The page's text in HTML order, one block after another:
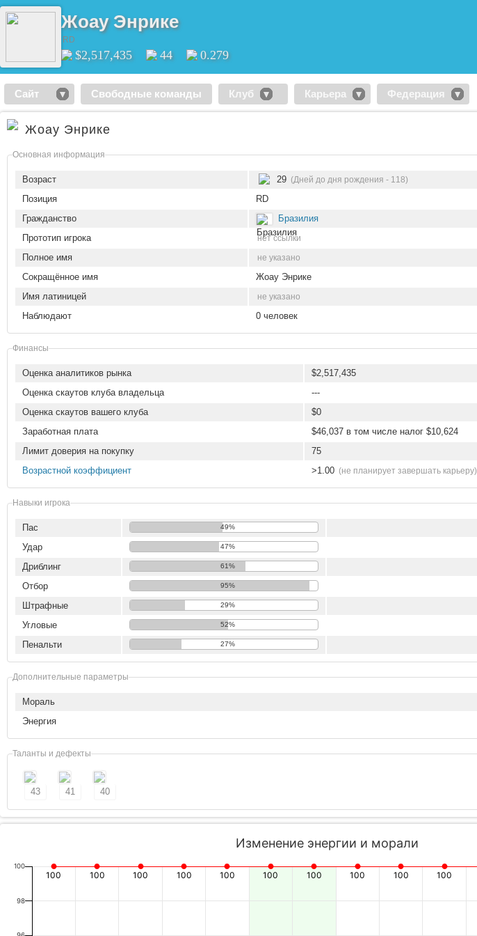
Жоау Энрике
RD
$2,517,435 44 0.279
Сайт Свободные команды Клуб Карьера Федерация
Жоау Энрике
Основная информация
Возраст 29 (Дней до дня рождения - 118)
Позиция
RD
Гражданство
Бразилия
Прототип игрока
нет ссылки
Полное имя не указано
Сокращённое имя
Жоау Энрике
Имя латиницей
не указано
Наблюдают 0 человек
Финансы
Оценка аналитиков рынка $2,517,435
Оценка скаутов клуба владельца
---
Оценка скаутов вашего клуба
$0
Заработная плата
$46,037 в том числе налог $10,624
Лимит доверия на покупку
75
Возрастной коэффициент
>1.00 (не планирует завершать карьеру)
Навыки игрока
Пас 49%
Удар
47%
Дриблинг
61%
Отбор
95%
Штрафные
29%
Угловые
52%
Пенальти
27%
Дополнительные параметры
Мораль
Энергия
Таланты и дефекты
43 41 40
Изменение энергии и морали
100 100 100 100 100 100 100 100 100 100
98
100